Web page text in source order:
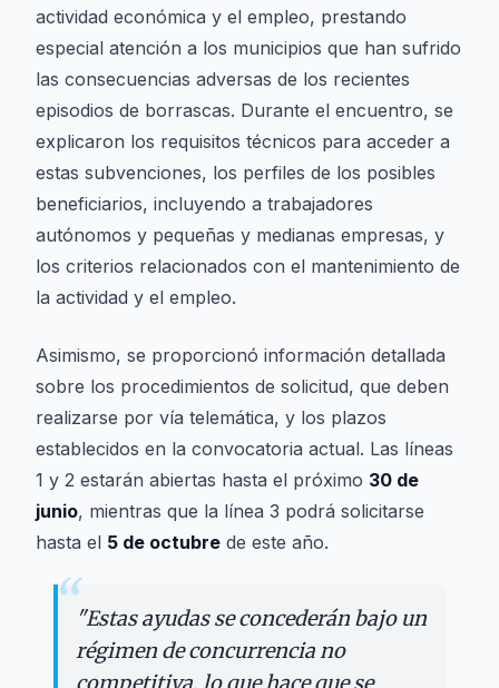
actividad económica y el empleo, prestando
especial atención a los municipios que han sufrido
las consecuencias adversas de los recientes
episodios de borrascas. Durante el encuentro, se
explicaron los requisitos técnicos para acceder a
estas subvenciones, los perfiles de los posibles
beneficiarios, incluyendo a trabajadores
autónomos y pequeñas y medianas empresas, y
los criterios relacionados con el mantenimiento de
la actividad y el empleo.
Asimismo, se proporcionó información detallada
sobre los procedimientos de solicitud, que deben
realizarse por vía telemática, y los plazos
establecidos en la convocatoria actual. Las líneas
1 y 2 estarán abiertas hasta el próximo 30 de
junio, mientras que la línea 3 podrá solicitarse
hasta el 5 de octubre de este año.
“"Estas ayudas se concederán bajo un
régimen de concurrencia no